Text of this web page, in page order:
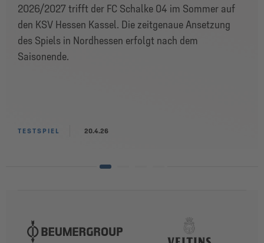
2026/2027 trifft der FC Schalke 04 im Sommer auf
den KSV Hessen Kassel. Die zeitgenaue Ansetzung
des Spiels in Nordhessen erfolgt nach dem
Saisonende.
TESTSPIEL 20.4.26